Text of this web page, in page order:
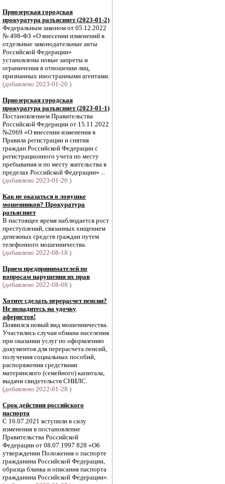
Приозерская городская
прокуратура разъясняет (2023-01-2)
Федеральным законом от 05.12.2022
№ 498-ФЗ «О внесении изменений в
отдельные законодательные акты
Российской Федерации»
установлены новые запреты и
ограничения в отношении лиц,
признанных иностранными агентами.
(добавлено 2023-01-20 )
Приозерская городская
прокуратура разъясняет (2023-01-1)
Постановлением Правительства
Российской Федерации от 15.11.2022
№2069 «О внесении изменения в
Правила регистрации и снятия
граждан Российской Федерации с
регистрационного учета по месту
пребывания и по месту жительства в
пределах Российской Федерации» ...
(добавлено 2023-01-20 )
Как не оказаться в ловушке
мошенников? Прокуратура
разъясняет
В настоящее время наблюдается рост
преступлений, связанных хищением
денежных средств граждан путем
телефонного мошенничества.
(добавлено 2022-08-18 )
Прием предпринимателей по
вопросам нарушения их прав
(добавлено 2022-08-08 )
Хотите сделать перерасчет пенсии?
Не попадитесь на удочку
аферистов!
Появился новый вид мошенничества.
Участились случаи обмана населения
при оказании услуг по оформлению
документов для перерасчета пенсий,
получения социальных пособий,
распоряжения средствами
материнского (семейного) капитала,
выдачи свидетельств СНИЛС.
(добавлено 2022-01-28 )
Срок действия российского
паспорта
С 16.07.2021 вступили в силу
изменения в постановление
Правительства Российской
Федерации от 08.07.1997 828 «Об
утверждении Положения о паспорте
гражданина Российской Федерации,
образца бланка и описания паспорта
гражданина Российской Федерации».